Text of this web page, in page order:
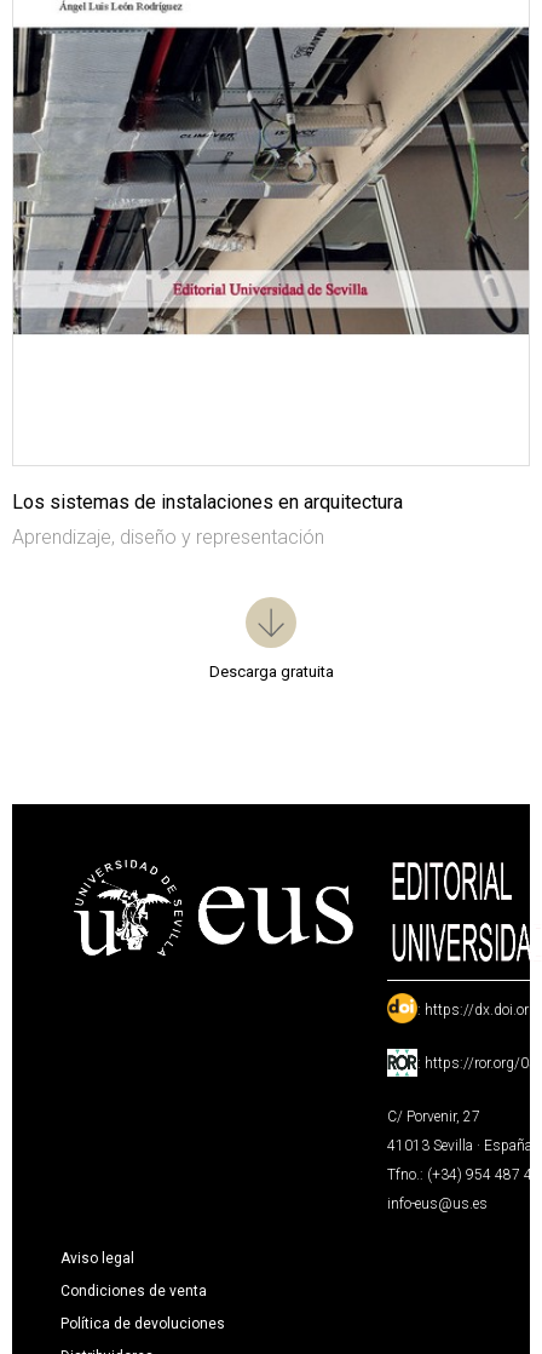
Los sistemas de instalaciones en arquitectura
Aprendizaje, diseño y representación
Descarga gratuita
: https://
: https://ror.org/
C/ Porvenir, 27
41013 Sevilla · España
Tfno.: (+34) 954 487
info-eus@us.es
Aviso legal
Condiciones de venta
Política de devoluciones